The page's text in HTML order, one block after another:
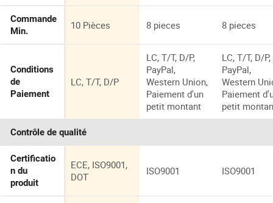
Commande
Min.
10 Pièces 8 pieces 8 pieces
Conditions
de
Paiement
LC, T/T, D/P
LC, T/T, D/P,
PayPal,
Western Union,
Paiement d'un
petit montant
LC, T/T, D/P,
PayPal,
Western
Paiement
petit
Contrôle de qualité
Certificatio
n du
produit
ECE, ISO9001,
DOT
ISO9001 ISO9001